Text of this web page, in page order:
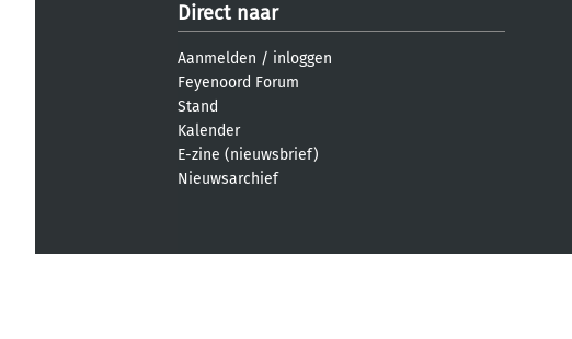
Direct naar
Aanmelden / inloggen
Feyenoord Forum
Stand
Kalender
E-zine (nieuwsbrief)
Nieuwsarchief